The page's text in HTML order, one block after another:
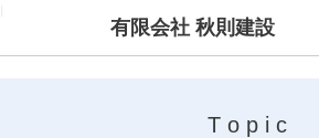
有限会社 秋則建設
T o p i c